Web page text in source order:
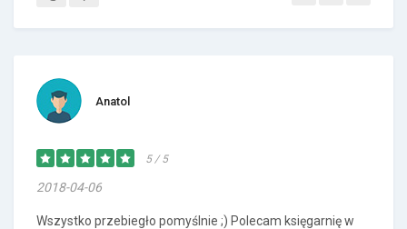
Anatol
5 / 5
2018-04-06
Wszystko przebiegło pomyślnie ;) Polecam księgarnię w